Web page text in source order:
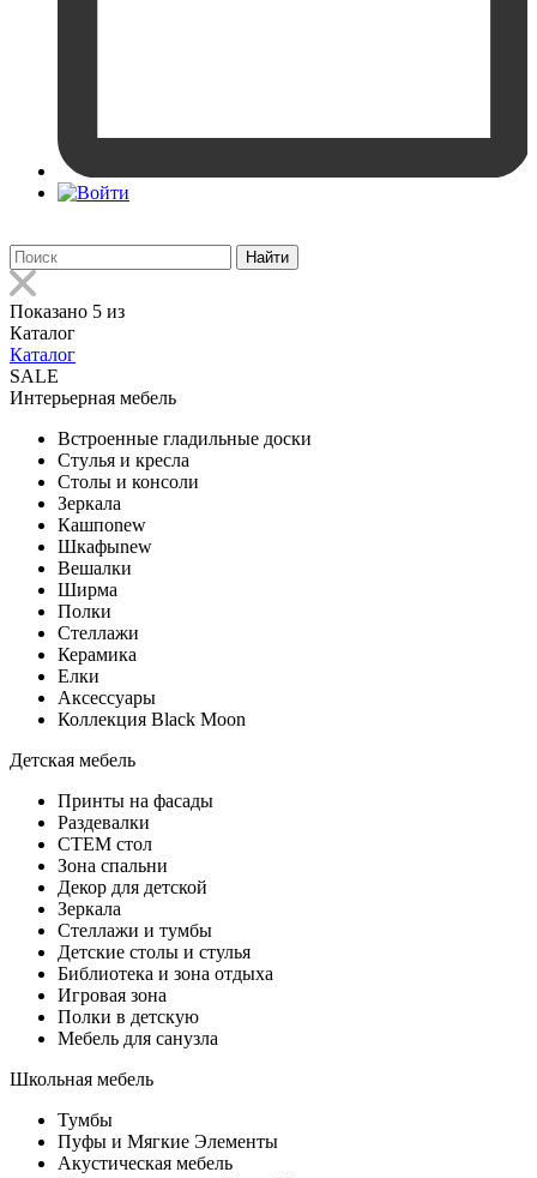
Найти
Показано 5 из
Каталог
Каталог
SALE
Интерьерная мебель
Встроенные гладильные доски
Стyлья и кресла
Столы и консоли
Зеркала
Кашпоnew
Шкафыnew
Вешалки
Ширма
Полки
Стеллажи
Керамика
Елки
Аксессуары
Коллекция Black Moon
Детская мебель
Принты на фасады
Раздевалки
СТЕМ стол
Зона спальни
Декор для детской
Зеркала
Стеллажи и тумбы
Детские столы и стулья
Библиотека и зона отдыха
Игровая зона
Полки в детскую
Мебель для санузла
Школьная мебель
Тумбы
Пуфы и Мягкие Элементы
Акустическая мебель